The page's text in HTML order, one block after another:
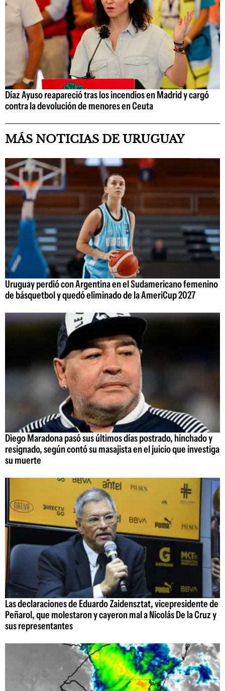
Díaz Ayuso reapareció tras los incendios en Madrid y cargó
contra la devolución de menores en Ceuta
MÁS NOTICIAS DE URUGUAY
Uruguay perdió con Argentina en el Sudamericano femenino
de básquetbol y quedó eliminado de la AmeriCup 2027
Diego Maradona pasó sus últimos días postrado, hinchado y
resignado, según contó su masajista en el juicio que investiga
su muerte
Las declaraciones de Eduardo Zaidensztat, vicepresidente de
Peñarol, que molestaron y cayeron mal a Nicolás De la Cruz y
sus representantes